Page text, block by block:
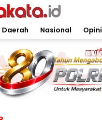
Suara Bergerak
Daerah Nasional Opini